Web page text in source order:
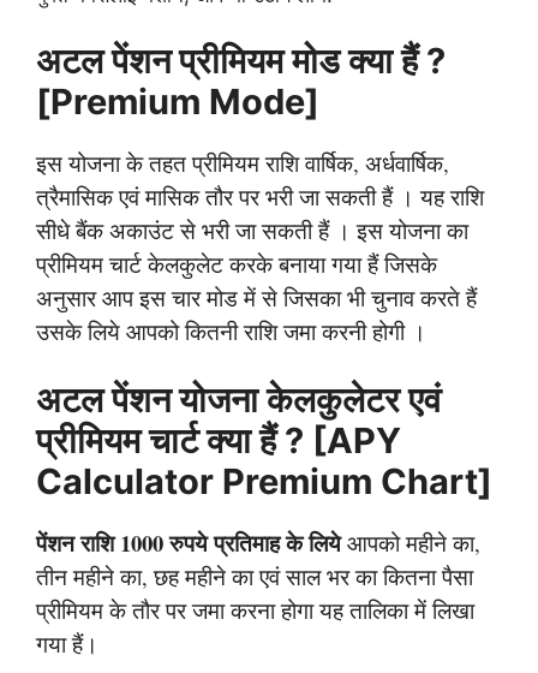
अटल पेंशन प्रीमियम मोड क्या हैं ?
[Premium Mode]
इस योजना के तहत प्रीमियम राशि वार्षिक, अर्धवार्षिक,
त्रैमासिक एवं मासिक तौर पर भरी जा सकती हैं । यह राशि
सीधे बैंक अकाउंट से भरी जा सकती हैं । इस योजना का
प्रीमियम चार्ट केलकुलेट करके बनाया गया हैं जिसके
अनुसार आप इस चार मोड में से जिसका भी चुनाव करते हैं
उसके लिये आपको कितनी राशि जमा करनी होगी ।
अटल पेंशन योजना केलकुलेटर एवं
प्रीमियम चार्ट क्या हैं ? [APY
Calculator Premium Chart]
पेंशन राशि 1000 रुपये प्रतिमाह के लियेआपको महीने का,
तीन महीने का, छह महीने का एवं साल भर का कितना पैसा
प्रीमियम के तौर पर जमा करना होगा यह तालिका में लिखा
गया हैं।